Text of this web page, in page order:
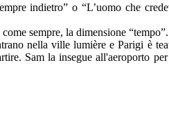
indietro” o “L’uomo che
sempre, la dimensione “tempo”.
nella ville lumière e Parigi è
Sam la insegue all'aeroporto